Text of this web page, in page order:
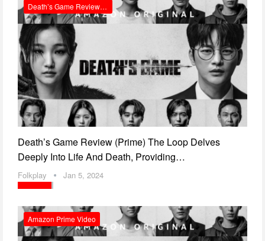
Death’s Game Review Prime
Death’s Game Review (Prime) The Loop Delves
Deeply Into Life And Death, Providing…
Folkplay Jan 5, 2024
Amazon Prime Video